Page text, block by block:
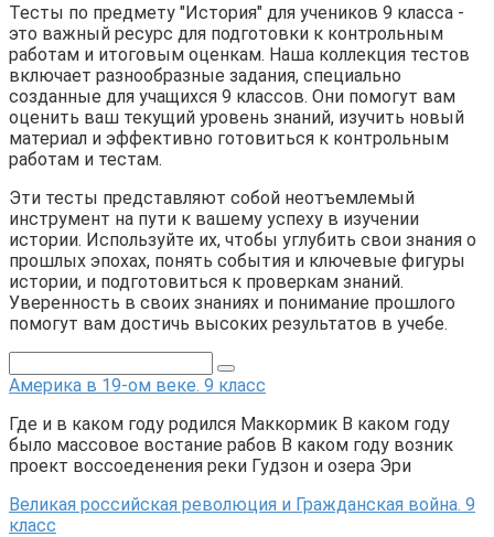
Тесты по предмету "История" для учеников 9 класса -
это важный ресурс для подготовки к контрольным
работам и итоговым оценкам. Наша коллекция тестов
включает разнообразные задания, специально
созданные для учащихся 9 классов. Они помогут вам
оценить ваш текущий уровень знаний, изучить новый
материал и эффективно готовиться к контрольным
работам и тестам.
Эти тесты представляют собой неотъемлемый
инструмент на пути к вашему успеху в изучении
истории. Используйте их, чтобы углубить свои знания о
прошлых эпохах, понять события и ключевые фигуры
истории, и подготовиться к проверкам знаний.
Уверенность в своих знаниях и понимание прошлого
помогут вам достичь высоких результатов в учебе.
Америка в 19-ом веке. 9 класс
Где и в каком году родился Маккормик В каком году
было массовое востание рабов В каком году возник
проект воссоеденения реки Гудзон и озера Эри
Великая российская революция и Гражданская война. 9
класс